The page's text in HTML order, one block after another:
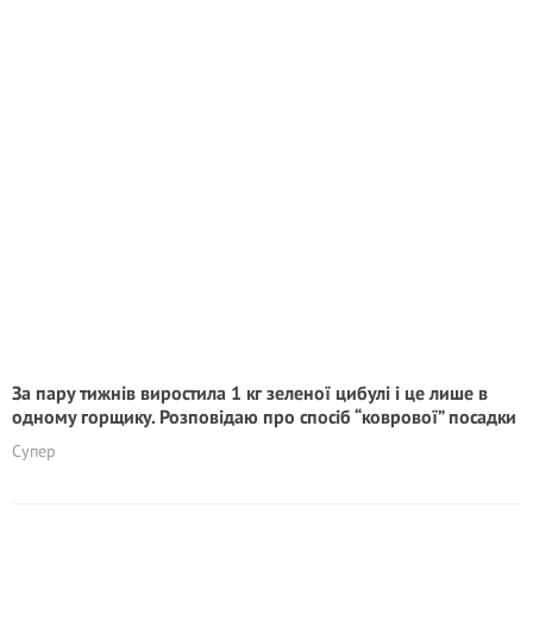
За пару тижнів виростила 1 кг зеленої цибулі і це лише в
одному горщику. Розповідаю про спосіб “коврової” посадки
Супер